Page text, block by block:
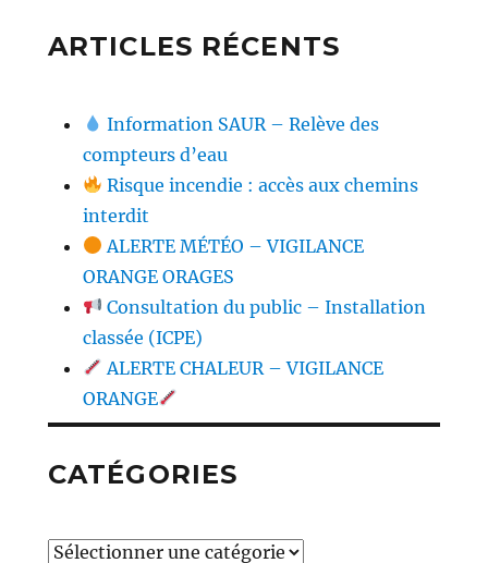
ARTICLES RÉCENTS
Information SAUR – Relève des
compteurs d’eau
Risque incendie : accès aux chemins
interdit
ALERTE MÉTÉO – VIGILANCE
ORANGE ORAGES
Consultation du public – Installation
classée (ICPE)
ALERTE CHALEUR – VIGILANCE
ORANGE
CATÉGORIES
Catégories